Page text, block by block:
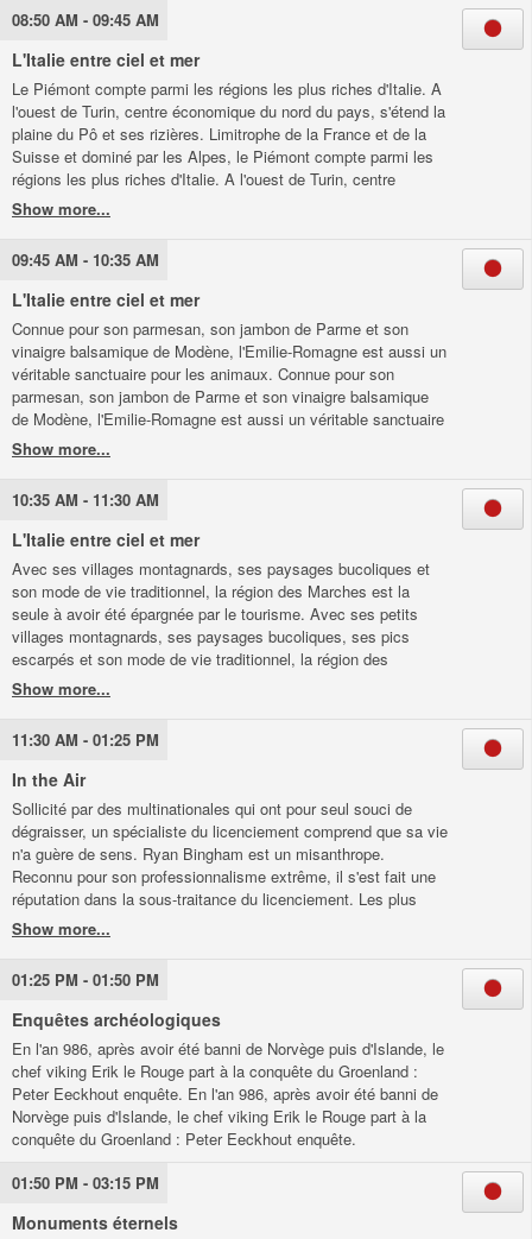
08:50 AM - 09:45 AM
L'Italie entre ciel et mer
Le Piémont compte parmi les régions les plus riches d'Italie. A
l'ouest de Turin, centre économique du nord du pays, s'étend la
plaine du Pô et ses rizières. Limitrophe de la France et de la
Suisse et dominé par les Alpes, le Piémont compte parmi les
régions les plus riches d'Italie. A l'ouest de Turin, centre
économique du nord du pays, s'étend la plaine du Pô et ses
rizières dont l'irrigation est assurée par la fonte des neiges au
commune de Barolo produit l'un des plus fameux vins rouges
du pays, pendant que sur la place du village les gressins que la
dégustent à l'heure de l'apéritif. A l'automne, les forêts autour
d'Alba sont pris d'assaut par les chasseurs de truffes du
Piémont. Enfin, visite de Racconigi, une petite ville qui abrite le
Centre national de réintroduction de la cigogne blanche en
Italie.
09:45 AM - 10:35 AM
L'Italie entre ciel et mer
Connue pour son parmesan, son jambon de Parme et son
vinaigre balsamique de Modène, l'Emilie-Romagne est aussi un
véritable sanctuaire pour les animaux. Connue pour son
parmesan, son jambon de Parme et son vinaigre balsamique
de Modène, l'Emilie-Romagne est aussi un véritable sanctuaire
pour les animaux.
10:35 AM - 11:30 AM
L'Italie entre ciel et mer
Avec ses villages montagnards, ses paysages bucoliques et
son mode de vie traditionnel, la région des Marches est la
seule à avoir été épargnée par le tourisme. Avec ses petits
villages montagnards, ses paysages bucoliques, ses pics
escarpés et son mode de vie traditionnel, la région des
Marches est la seule à avoir été épargnée par le tourisme de
masse. Engagés dans la préservation de leurs traditions
dans les villages après leurs études et à se consacrer à des
activités artisanales.
11:30 AM - 01:25 PM
In the Air
Sollicité par des multinationales qui ont pour seul souci de
dégraisser, un spécialiste du licenciement comprend que sa vie
n'a guère de sens. Ryan Bingham est un misanthrope.
Reconnu pour son professionnalisme extrême, il s'est fait une
réputation dans la sous-traitance du licenciement. Les plus
grandes sociétés font appel à ses services pour dégraisser
sans perdre de temps avec ces petits détails qui rendraient la
les "miles" lors de ses déplacements, son seul plaisir dans la
vie est d'annoncer des ruptures de contrats de travail. Toujours
en déplacement aux quatre coins des Etats-Unis, Ryan n'a
aucune attache et sa vie tient dans une valise. Un jour, il
rencontre une femme. Aussi cynique qu'hypocrite, il fait le
nécessaire pour ne pas avoir à s'engager...
01:25 PM - 01:50 PM
Enquêtes archéologiques
En l'an 986, après avoir été banni de Norvège puis d'Islande, le
chef viking Erik le Rouge part à la conquête du Groenland :
Peter Eeckhout enquête. En l'an 986, après avoir été banni de
Norvège puis d'Islande, le chef viking Erik le Rouge part à la
conquête du Groenland : Peter Eeckhout enquête.
01:50 PM - 03:15 PM
Monuments éternels